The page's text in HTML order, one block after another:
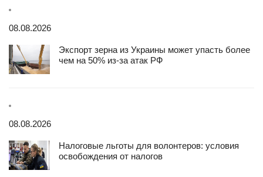
08.08.2026
Экспорт зерна из Украины может упасть более
чем на 50% из-за атак РФ
08.08.2026
Налоговые льготы для волонтеров: условия
освобождения от налогов